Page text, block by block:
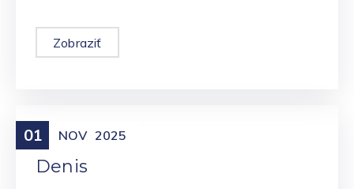
Zobraziť
01 NOV 2025
Meniny
Denis